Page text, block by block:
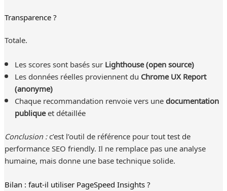
Transparence ?
Totale.
Les scores sont basés surLighthouse (open source)
Les données réelles proviennent du Chrome UX Report
(anonyme)
Chaque recommandation renvoie vers unedocumentation
publiqueet détaillée
Conclusion :c’est l’outil de référence pour tout test de
performance SEO friendly. Il ne remplace pas une analyse
humaine, mais donne une base technique solide.
Bilan : faut-il utiliser PageSpeed Insights ?